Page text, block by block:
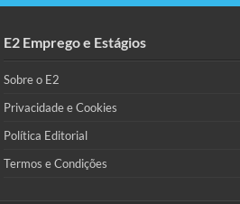
E2 Emprego e Estágios
Sobre o E2
Privacidade e Cookies
Política Editorial
Termos e Condições